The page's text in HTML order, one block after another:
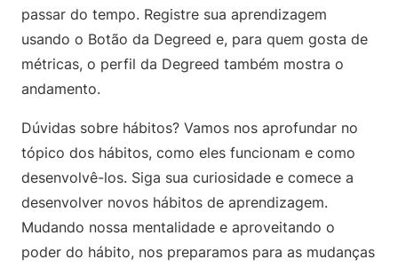
passar do tempo. Registre sua aprendizagem
usando o Botão da Degreed e, para quem gosta de
métricas, o perfil da Degreed também mostra o
andamento.
Dúvidas sobre hábitos? Vamos nos aprofundar no
tópico dos hábitos, como eles funcionam e como
desenvolvê-los. Siga sua curiosidade e comece a
desenvolver novos hábitos de aprendizagem.
Mudando nossa mentalidade e aproveitando o
poder do hábito, nos preparamos para as mudanças